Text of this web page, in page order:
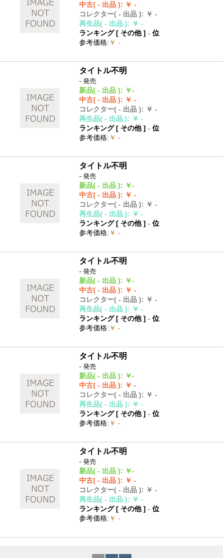
中古( - 出品 ): ￥ -
コレクター( - 出品 ): ￥ -
再生品( - 出品 ): ￥ -
ランキング [ その他]- 位
参考価格: ￥ -
タイトル不明
- 発売
新品( - 出品 ): ￥-
中古( - 出品 ): ￥ -
コレクター( - 出品 ): ￥ -
再生品( - 出品 ): ￥ -
ランキング [ その他]- 位
参考価格: ￥ -
タイトル不明
- 発売
新品( - 出品 ): ￥-
中古( - 出品 ): ￥ -
コレクター( - 出品 ): ￥ -
再生品( - 出品 ): ￥ -
ランキング [ その他]- 位
参考価格: ￥ -
タイトル不明
- 発売
新品( - 出品 ): ￥-
中古( - 出品 ): ￥ -
コレクター( - 出品 ): ￥ -
再生品( - 出品 ): ￥ -
ランキング [ その他]- 位
参考価格: ￥ -
タイトル不明
- 発売
新品( - 出品 ): ￥-
中古( - 出品 ): ￥ -
コレクター( - 出品 ): ￥ -
再生品( - 出品 ): ￥ -
ランキング [ その他]- 位
参考価格: ￥ -
タイトル不明
- 発売
新品( - 出品 ): ￥-
中古( - 出品 ): ￥ -
コレクター( - 出品 ): ￥ -
再生品( - 出品 ): ￥ -
ランキング [ その他]- 位
参考価格: ￥ -